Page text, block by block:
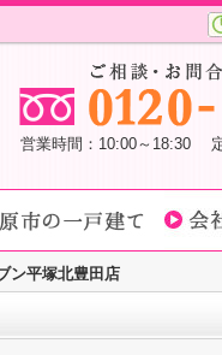
営業時間：10:00～18:30
ン平塚北豊田店